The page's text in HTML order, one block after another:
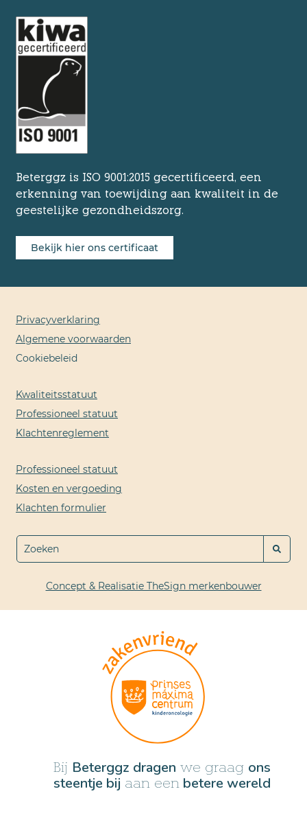
Beterggz is ISO 9001:2015 gecertificeerd, een
erkenning van toewijding aan kwaliteit in de
geestelijke gezondheidszorg.
Bekijk hier ons certificaat
Privacyverklaring
Algemene voorwaarden
Cookiebeleid
Kwaliteitsstatuut
Professioneel statuut
Klachtenreglement
Professioneel statuut
Kosten en vergoeding
Klachten formulier
Concept & Realisatie TheSign merkenbouwer
Bij Beterggz dragen we graag ons
steentje bij aan eenbetere wereld